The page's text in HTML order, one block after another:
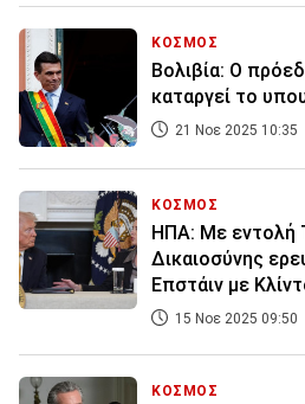
ΚΟΣΜΟΣ
Βολιβία: Ο
καταργεί το
21 Νοε 2025 10:35
ΚΟΣΜΟΣ
ΗΠΑ: Με εντολή
Δικαιοσύνης
Επστάιν με
15 Νοε 2025 09:50
ΚΟΣΜΟΣ